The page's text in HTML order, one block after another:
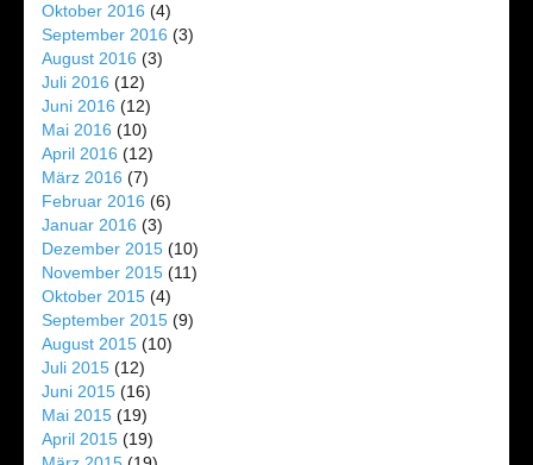
Oktober 2016 (4)
September 2016 (3)
August 2016 (3)
Juli 2016 (12)
Juni 2016 (12)
Mai 2016 (10)
April 2016 (12)
März 2016 (7)
Februar 2016 (6)
Januar 2016 (3)
Dezember 2015 (10)
November 2015 (11)
Oktober 2015 (4)
September 2015 (9)
August 2015 (10)
Juli 2015 (12)
Juni 2015 (16)
Mai 2015 (19)
April 2015 (19)